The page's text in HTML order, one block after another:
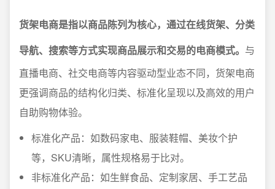
货架电商是指以商品陈列为核心，通过在线货架、分类
导航、搜索等方式实现商品展示和交易的电商模式。 与
直播电商、社交电商等内容驱动型业态不同，货架电商
更强调商品的结构化归类、标准化呈现以及高效的用户
自助购物体验。
标准化产品：如数码家电、服装鞋帽、美妆个护
等，SKU清晰，属性规格易于比对。
非标准化产品：如生鲜食品、定制家居、手工艺品